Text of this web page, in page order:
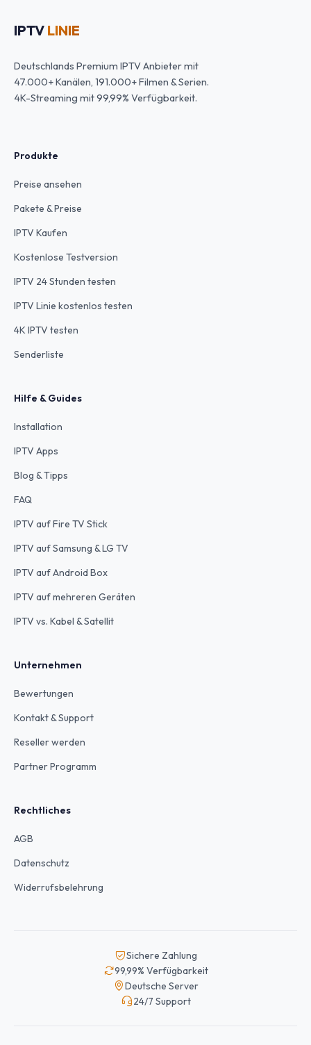
IPTV LINIE
Deutschlands Premium IPTV Anbieter mit
47.000+ Kanälen, 191.000+ Filmen & Serien.
4K-Streaming mit 99,99% Verfügbarkeit.
Produkte
Preise ansehen
Pakete & Preise
IPTV Kaufen
Kostenlose Testversion
IPTV 24 Stunden testen
IPTV Linie kostenlos testen
4K IPTV testen
Senderliste
Hilfe & Guides
Installation
IPTV Apps
Blog & Tipps
FAQ
IPTV auf Fire TV Stick
IPTV auf Samsung & LG TV
IPTV auf Android Box
IPTV auf mehreren Geräten
IPTV vs. Kabel & Satellit
Unternehmen
Bewertungen
Kontakt & Support
Reseller werden
Partner Programm
Rechtliches
AGB
Datenschutz
Widerrufsbelehrung
Sichere Zahlung
99,99% Verfügbarkeit
Deutsche Server
24/7 Support